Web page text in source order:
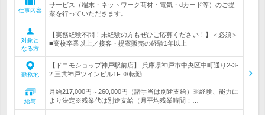
仕事内容
サービス（端末・ネットワーク商材・電気・dカード等）のご提
案を行っていただきます。
対象と
なる方
【実務経験不問！未経験の方もぜひご応募ください！】＜必須＞
■高校卒業以上／接客・提案販売の経験1年以上
勤務地
【ドコモショップ神戸駅前店】 兵庫県神戸市中央区中町通り2-3-
2 三共神戸ツインビル1F ※転勤…
給与
月給217,000円～260,000円（諸手当は別途支給）※経験、能力に
より決定※残業代は別途支給（月平均残業時間：…